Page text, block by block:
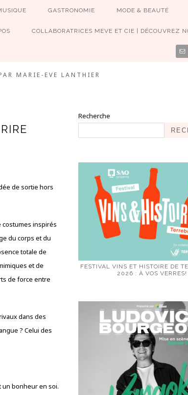
GASTRONOMIE MODE & BEAUTÉ
COLLABORATRICES MEVE ET CIE | DÉCOUVREZ
MARIE-EVE LANTHIER
de sortie hors
costumes inspirés
du corps et du
totale de
et de
de force entre
dans des
? Celui des
un bonheur en soi.
Recherche
FESTIVAL VINS ET HISTOIRE DE
2026 : À VOS VERRES!